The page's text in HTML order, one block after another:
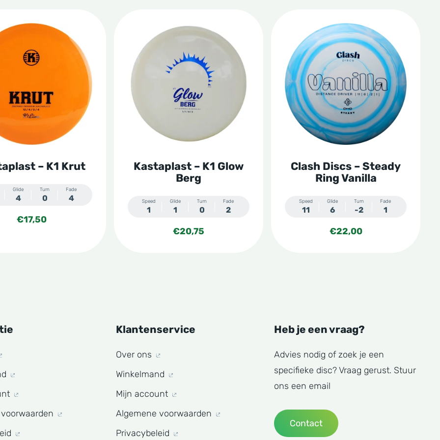
– K1 Krut
Glide
4
Turn
0
Fade
4
€17,50
Kastaplast – K1 Glow
Berg
Speed
1
Glide
1
Turn
0
Fade
2
€20,75
product
heeft
meerdere
variaties.
Deze
optie
worden
Clash Discs – Steady
Ring Vanilla
Speed
11
Glide
6
Turn
-2
Fade
1
€22,00
product
heeft
meerdere
variaties.
Deze
optie
worden
Klantenservice
Over ons
Winkelmand
Mijn account
Algemene voorwaarden
Privacybeleid
Heb je een vraag?
Advies nodig of zoek je een
specifieke disc? Vraag gerust. Stuur
ons een email
Contact